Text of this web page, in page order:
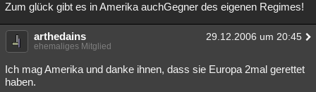
Zum glück gibt es in Amerika auchGegner des eigenen Regimes!
arthedains 29.12.2006 um 20:45
ehemaliges Mitglied
Ich mag Amerika und danke ihnen, dass sie Europa 2mal gerettet
haben.